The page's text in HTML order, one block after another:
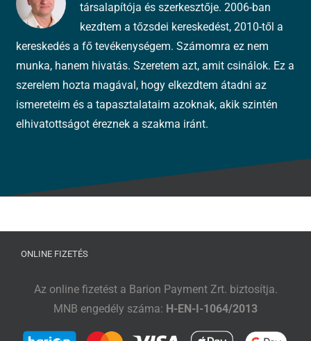
társalapítója és szerkesztője. 2006-ban
kezdtem a tőzsdei kereskedést, 2010-től a
kereskedés a fő tevékenységem. Számomra ez nem
munka, hanem hivatás. Szeretem azt, amit csinálok. Ez a
szerelem hozta magával, hogy elkezdtem átadni az
ismereteim és a tapasztalataim azoknak, akik szintén
elhivatottságot éreznek a szakma iránt.
ONLINE FIZETÉS
Az online fizetést a Barion Payment Zrt. biztosítja.
MNB engedély száma: H-EN-I-1064/2013